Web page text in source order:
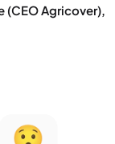
(CEO Agricover),